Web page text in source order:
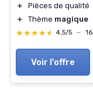
＋
Pièces de qualité
＋
Thème magique
★★★★★
★★★★★ 4,5/5 —
Voir l'offre